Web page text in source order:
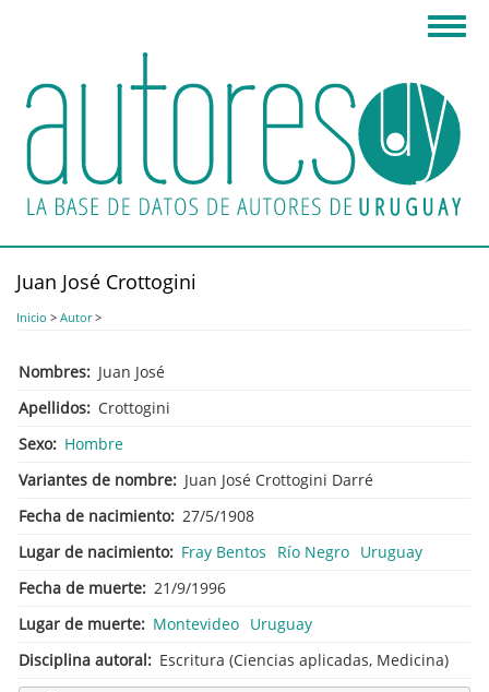
principal
Juan José Crottogini
Inicio > Autor>
Nombres
Juan José
Apellidos
Crottogini
Sexo
Hombre
Variantes de nombre
Juan José Crottogini Darré
Fecha de nacimiento
27/5/1908
Lugar de nacimiento
Fray Bentos Río Negro Uruguay
Fecha de muerte
21/9/1996
Lugar de muerte
Montevideo Uruguay
Disciplina autoral
Escritura (Ciencias aplicadas, Medicina)